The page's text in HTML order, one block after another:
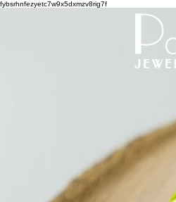
fybsrhnfezyetc7w9x5dxmzv8rig7f